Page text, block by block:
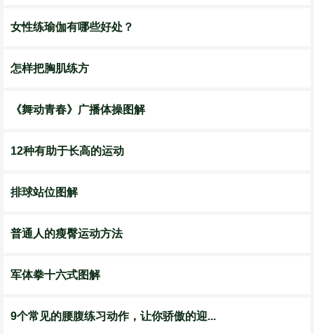
女性练瑜伽有哪些好处？
怎样把胸肌练方
《舞动青春》广播体操图解
12种有助于长高的运动
排球站位图解
普通人的瘦臀运动方法
军体拳十六式图解
9个常见的腰腹练习动作，让你骄傲的迎...